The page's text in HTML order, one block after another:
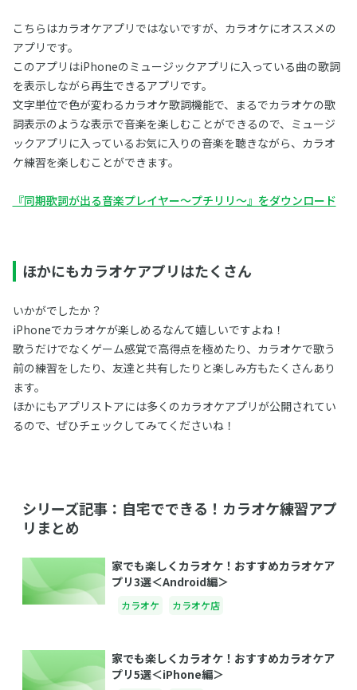
こちらはカラオケアプリではないですが、カラオケにオススメの
アプリです。
このアプリはiPhoneのミュージックアプリに入っている曲の歌詞
を表示しながら再生できるアプリです。
文字単位で色が変わるカラオケ歌詞機能で、まるでカラオケの歌
詞表示のような表示で音楽を楽しむことができるので、ミュージ
ックアプリに入っているお気に入りの音楽を聴きながら、カラオ
ケ練習を楽しむことができます。
『同期歌詞が出る音楽プレイヤー～プチリリ～』をダウンロード
ほかにもカラオケアプリはたくさん
いかがでしたか？
iPhoneでカラオケが楽しめるなんて嬉しいですよね！
歌うだけでなくゲーム感覚で高得点を極めたり、カラオケで歌う
前の練習をしたり、友達と共有したりと楽しみ方もたくさんあり
ます。
ほかにもアプリストアには多くのカラオケアプリが公開されてい
るので、ぜひチェックしてみてくださいね！
シリーズ記事：自宅でできる！カラオケ練習アプ
リまとめ
家でも楽しくカラオケ！おすすめカラオケア
プリ3選＜Android編＞
カラオケ カラオケ店
家でも楽しくカラオケ！おすすめカラオケア
プリ5選＜iPhone編＞